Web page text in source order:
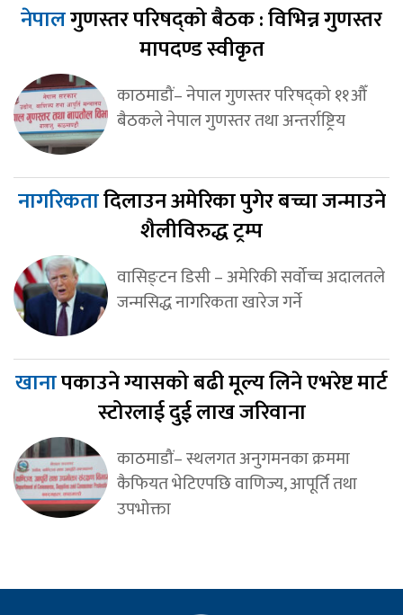
नेपालगुणस्तर परिषद्को बैठक : विभिन्न गुणस्तर
मापदण्ड स्वीकृत
काठमाडौं– नेपाल गुणस्तर परिषद्को ११औँ
बैठकले नेपाल गुणस्तर तथा अन्तर्राष्ट्रिय
नागरिकतादिलाउन अमेरिका पुगेर बच्चा जन्माउने
शैलीविरुद्ध ट्रम्प
वासिङ्टन डिसी – अमेरिकी सर्वोच्च अदालतले
जन्मसिद्ध नागरिकता खारेज गर्ने
खानापकाउने ग्यासको बढी मूल्य लिने एभरेष्ट मार्ट
स्टोरलाई दुई लाख जरिवाना
काठमाडौं– स्थलगत अनुगमनका क्रममा
कैफियत भेटिएपछि वाणिज्य, आपूर्ति तथा
उपभोक्ता